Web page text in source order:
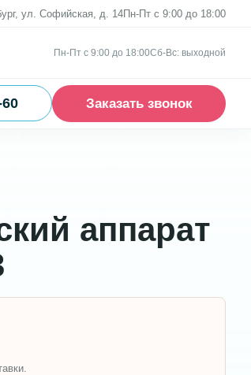
ул. Софийская, д. 14Пн-Пт с 9:00 до 18:00
Пн-Пт с 9:00 до 18:00Сб-Вс: выходной
Заказать звонок
аппарат